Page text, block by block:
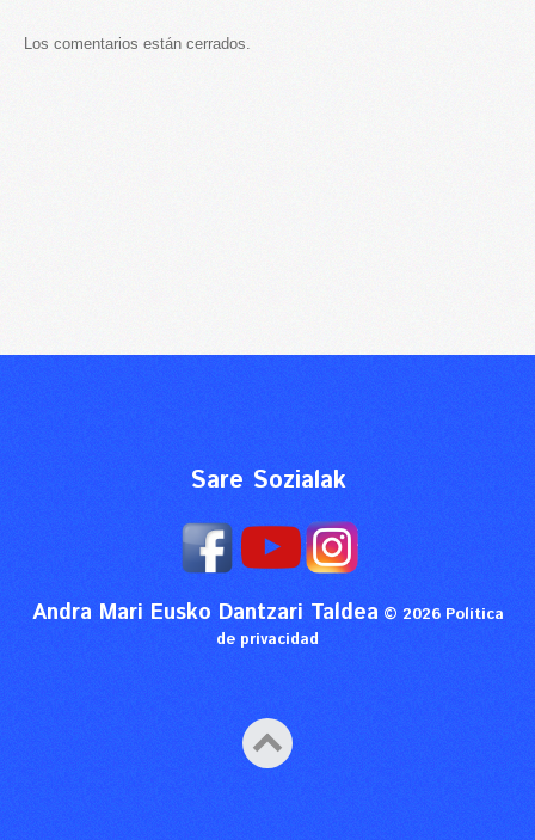
Los comentarios están cerrados.
Sare Sozialak
Andra Mari Eusko Dantzari Taldea © 2026 Política
de privacidad